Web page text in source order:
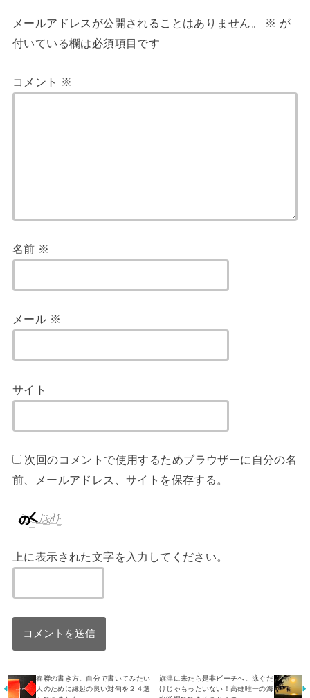
メールアドレスが公開されることはありません。 ※ が
付いている欄は必須項目です
コメント ※
名前 ※
メール ※
サイト
次回のコメントで使用するためブラウザーに自分の名
前、メールアドレス、サイトを保存する。
上に表示された文字を入力してください。
春聯の書き方。自分で書いてみたい
人のために縁起の良い対句を２４選
旗津に来たら是非ビーチへ。泳ぐだ
けじゃもったいない！高雄唯一の海